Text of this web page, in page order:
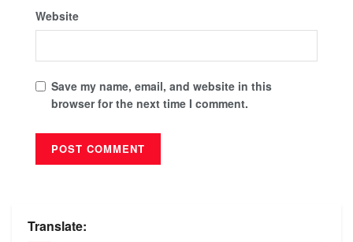
Website
Save my name, email, and website in this
browser for the next time I comment.
Translate: